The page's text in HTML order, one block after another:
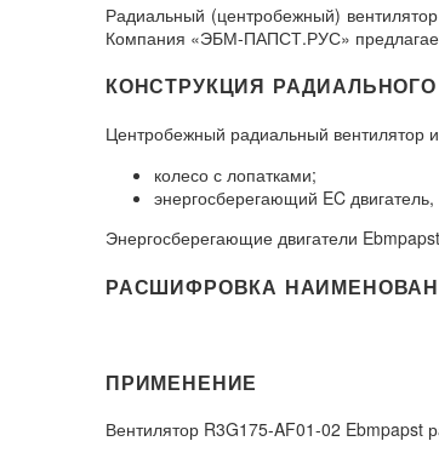
Радиальный (центробежный)
Компания «ЭБМ-ПАПСТ.РУС»
КОНСТРУКЦИЯ РАДИАЛЬНОГО
Центробежный радиальный вентилятор
колесо с лопатками;
энергосберегающий EC
Энергосберегающие двигатели
РАСШИФРОВКА
ПРИМЕНЕНИЕ
Вентилятор R3G175-AF01-02 Ebmpapst